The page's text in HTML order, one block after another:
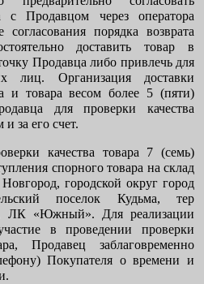
с Продавцом через оператора
согласования порядка возврата
доставить товар в
Продавца либо привлечь для
лиц. Организация доставки
и товара весом более 5 (пяти)
для проверки качества
за его счет.
качества товара 7 (семь)
спорного товара на склад
городской округ город
поселок Кудьма, тер
ЛК «Южный». Для реализации
в проведении проверки
Продавец заблаговременно
Покупателя о времени и